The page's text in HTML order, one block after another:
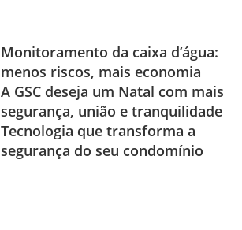
Monitoramento da caixa d’água:
menos riscos, mais economia
A GSC deseja um Natal com mais
segurança, união e tranquilidade
Tecnologia que transforma a
segurança do seu condomínio